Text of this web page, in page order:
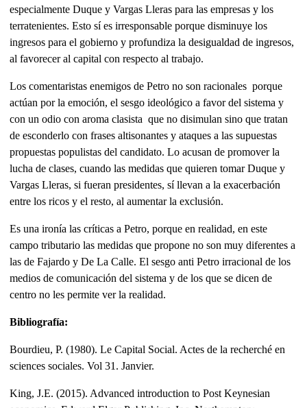
especialmente Duque y Vargas Lleras para las empresas y los
terratenientes. Esto sí es irresponsable porque disminuye los
ingresos para el gobierno y profundiza la desigualdad de ingresos,
al favorecer al capital con respecto al trabajo.
Los comentaristas enemigos de Petro no son racionales porque
actúan por la emoción, el sesgo ideológico a favor del sistema y
con un odio con aroma clasista que no disimulan sino que tratan
de esconderlo con frases altisonantes y ataques a las supuestas
propuestas populistas del candidato. Lo acusan de promover la
lucha de clases, cuando las medidas que quieren tomar Duque y
Vargas Lleras, si fueran presidentes, sí llevan a la exacerbación
entre los ricos y el resto, al aumentar la exclusión.
Es una ironía las críticas a Petro, porque en realidad, en este
campo tributario las medidas que propone no son muy diferentes a
las de Fajardo y De La Calle. El sesgo anti Petro irracional de los
medios de comunicación del sistema y de los que se dicen de
centro no les permite ver la realidad.
Bibliografía:
Bourdieu, P. (1980). Le Capital Social. Actes de la recherché en
sciences sociales. Vol 31. Janvier.
King, J.E. (2015). Advanced introduction to Post Keynesian